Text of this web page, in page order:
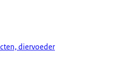
diervoeder